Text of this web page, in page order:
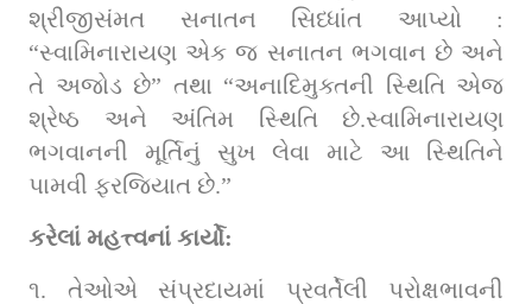
શ્રીજીસંમત સનાતન સિધ્ધાંત આપ્યો :
“સ્વામિનારાયણ એક જ સનાતન ભગવાન છે અને
તે અજોડ છે” તથા “અનાદિમુક્તની સ્થિતિ એજ
શ્રેષ્ઠ અને અંતિમ સ્થિતિ છે.સ્વામિનારાયણ
ભગવાનની મૂર્તિનું સુખ લેવા માટે આ સ્થિતિને
પામવી ફરજિયાત છે.”
કરેલાં મહત્ત્વનાં કાર્યો:
૧. તેઓએ સંપ્રદાયમાં પ્રવર્તેલી પરોક્ષભાવની